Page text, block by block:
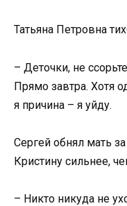
Татьяна Петровна
– Деточки, не
Прямо завтра. Хотя
я причина – я уйду.
Сергей обнял мать
Кристину сильнее,
– Никто никуда не